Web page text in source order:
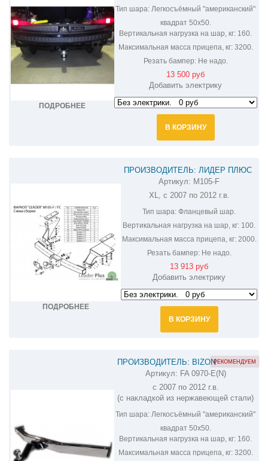
ПОДРОБНЕЕ
Тип шара: Легкосъёмный "американский"
квадрат 50х50.
Вертикальная нагрузка на шар, кг: 160.
Максимальная масса прицепа, кг:3200.
Резать бампер:Не надо.
13 500 руб
Добавить электрику
В КОРЗИНУ
ПОДРОБНЕЕ
ПРОИЗВОДИТЕЛЬ: ЛИДЕР ПЛЮС
ФАРКОП НА MITSUBISHI OUTLANDER
XL M105-F
Артикул: M105-F
XL, с 2007 по 2012 г.в.
Тип шара: Фланцевый шар.
Вертикальная нагрузка на шар, кг: 100.
Максимальная масса прицепа, кг:2000.
Резать бампер:Не надо.
13 913 руб
Добавить электрику
В КОРЗИНУ
ПРОИЗВОДИТЕЛЬ: BIZON
ФАРКОП НА MITSUBISHI OUTLANDER
FA 0970-E(N)
Артикул: FA 0970-E(N)
с 2007 по 2012 г.в.
(c накладкой из нержавеющей стали)
Тип шара: Легкосъёмный "американский"
квадрат 50х50.
Вертикальная нагрузка на шар, кг: 160.
Максимальная масса прицепа, кг:3200.
РЕКОМЕНДУЕМ